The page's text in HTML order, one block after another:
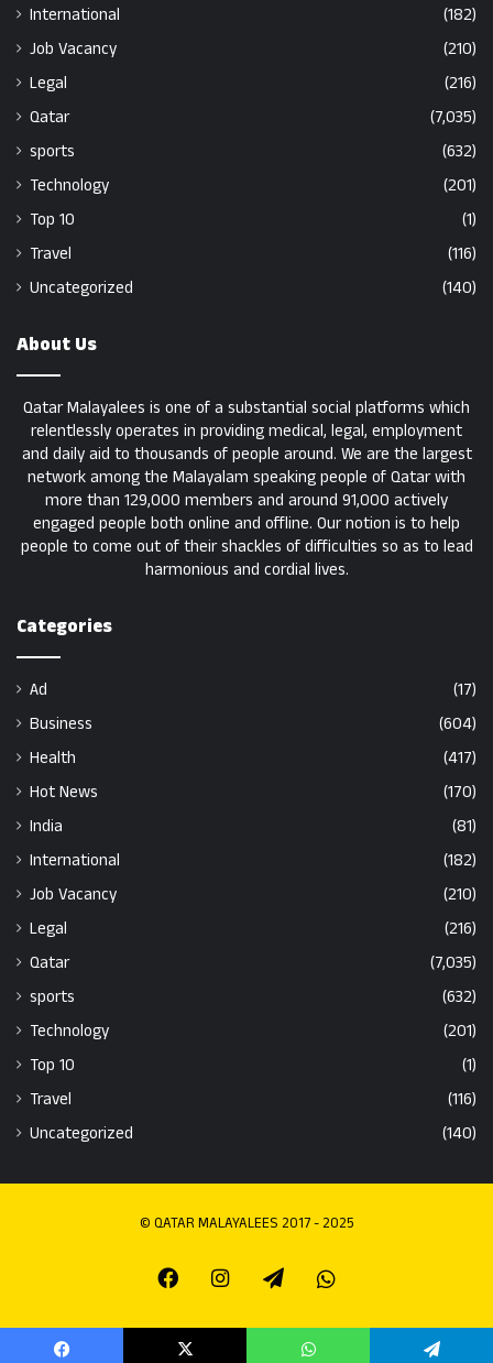
International
(182)
Job Vacancy
(210)
Legal
(216)
Qatar
(7,035)
sports
(632)
Technology
(201)
Top 10
(1)
Travel
(116)
Uncategorized
(140)
About Us
Qatar Malayalees is one of a substantial social platforms which
relentlessly operates in providing medical, legal, employment
and daily aid to thousands of people around. We are the largest
network among the Malayalam speaking people of Qatar with
more than 129,000 members and around 91,000 actively
engaged people both online and offline. Our notion is to help
people to come out of their shackles of difficulties so as to lead
harmonious and cordial lives.
Categories
Ad
(17)
Business
(604)
Health
(417)
Hot News
(170)
India
(81)
International
(182)
Job Vacancy
(210)
Legal
(216)
Qatar
(7,035)
sports
(632)
Technology
(201)
Top 10
(1)
Travel
(116)
Uncategorized
(140)
© QATAR MALAYALEES 2017 - 2025
FacebookInstagramTelegramWhatsapp